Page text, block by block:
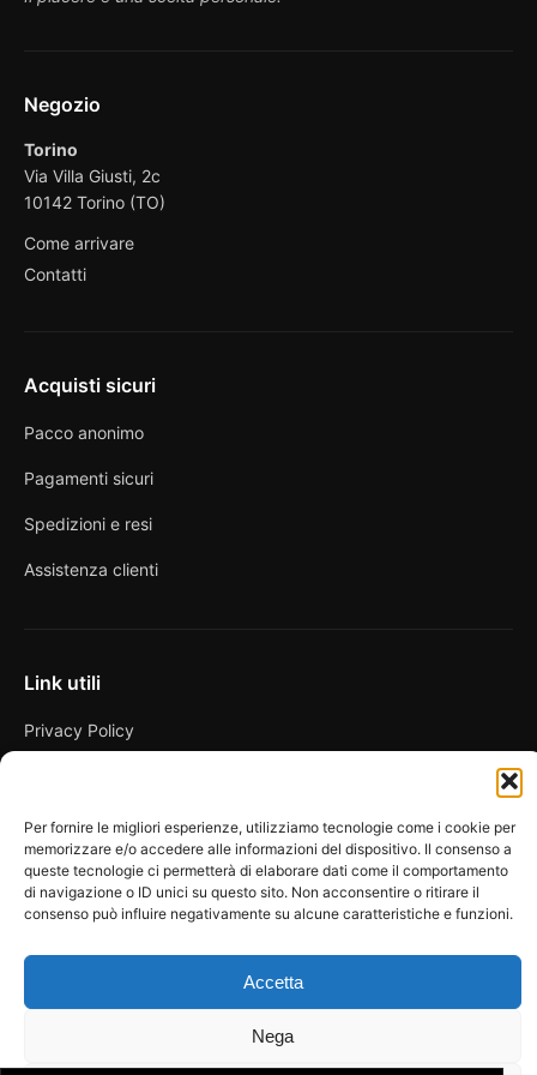
Per fornire le migliori esperienze, utilizziamo tecnologie come i cookie per
memorizzare e/o accedere alle informazioni del dispositivo. Il consenso a
queste tecnologie ci permetterà di elaborare dati come il comportamento
di navigazione o ID unici su questo sito. Non acconsentire o ritirare il
consenso può influire negativamente su alcune caratteristiche e funzioni.
Accetta
Nega
Negozio
Torino
Via Villa Giusti, 2c
10142 Torino (TO)
Come arrivare
Contatti
Acquisti sicuri
Pacco anonimo
Pagamenti sicuri
Spedizioni e resi
Assistenza clienti
Link utili
Privacy Policy
Cookie Policy
FAQ
La Bottega dei Desideri di D’Avascio Enrico
Pagamenti gestiti tramite circuiti sicuri e certificati.